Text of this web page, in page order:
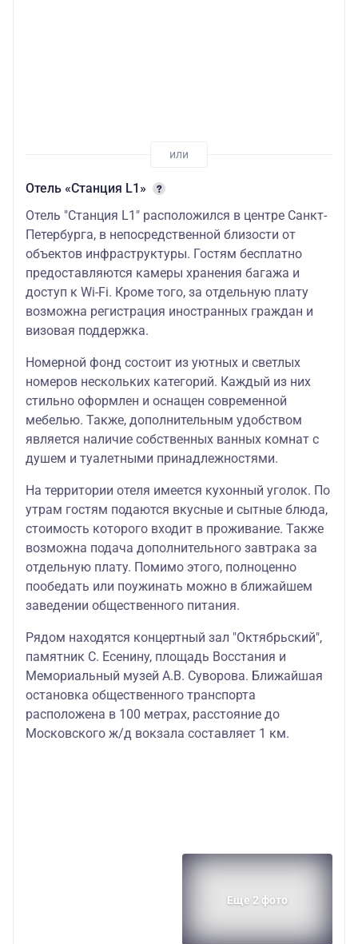
Отель «Станция L1»
Отель "Станция L1" расположился в центре Санкт-
Петербурга, в непосредственной близости от
объектов инфраструктуры. Гостям бесплатно
предоставляются камеры хранения багажа и
доступ к Wi-Fi. Кроме того, за отдельную плату
возможна регистрация иностранных граждан и
визовая поддержка.
Номерной фонд состоит из уютных и светлых
номеров нескольких категорий. Каждый из них
стильно оформлен и оснащен современной
мебелью. Также, дополнительным удобством
является наличие собственных ванных комнат с
душем и туалетными принадлежностями.
На территории отеля имеется кухонный уголок. По
утрам гостям подаются вкусные и сытные блюда,
стоимость которого входит в проживание. Также
возможна подача дополнительного завтрака за
отдельную плату. Помимо этого, полноценно
пообедать или поужинать можно в ближайшем
заведении общественного питания.
Рядом находятся концертный зал "Октябрьский",
памятник С. Есенину, площадь Восстания и
Мемориальный музей А.В. Суворова. Ближайшая
остановка общественного транспорта
расположена в 100 метрах, расстояние до
Московского ж/д вокзала составляет 1 км.
Еще 2 фото